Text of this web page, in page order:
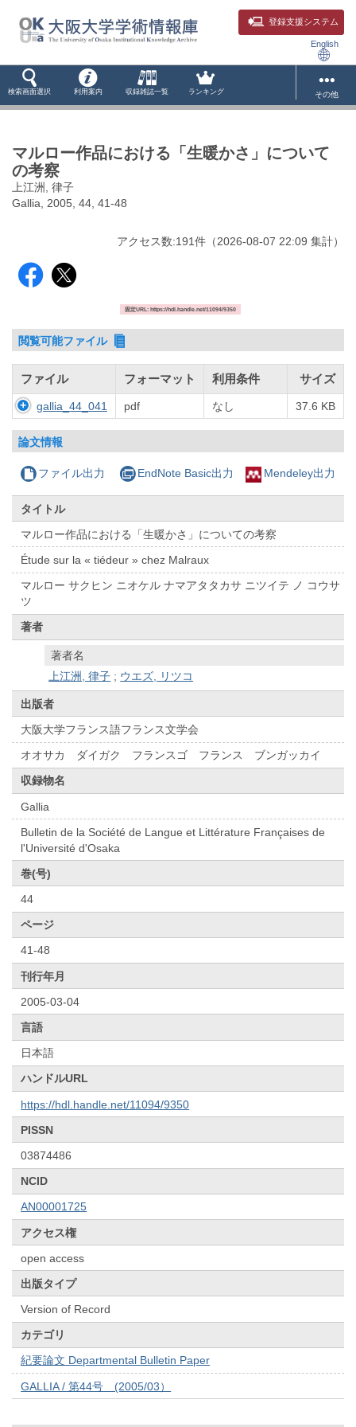
登録支援システム
English
検索画面選択 利用案内 収録雑誌一覧 ランキング その他
マルロー作品における「生暖かさ」について
の考察
上江洲, 律子
Gallia, 2005, 44, 41-48
アクセス数:191件 （2026-08-07 22:09 集計）
固定URL: https://hdl.handle.net/11094/9350
閲覧可能ファイル
ファイル フォーマット 利用条件 サイズ
gallia_44_041 pdf なし 37.6 KB
論文情報
ファイル出力 EndNote Basic出力 Mendeley出力
タイトル
マルロー作品における「生暖かさ」についての考察
Étude sur la « tiédeur » chez Malraux
マルロー サクヒン ニオケル ナマアタタカサ ニツイテ ノ コウサ
ツ
著者
著者名
上江洲, 律子 ; ウエズ, リツコ
出版者
大阪大学フランス語フランス文学会
オオサカ ダイガク フランスゴ フランス ブンガッカイ
収録物名
Gallia
Bulletin de la Société de Langue et Littérature Françaises de
l'Université d'Osaka
巻(号)
44
ページ
41-48
刊行年月
2005-03-04
言語
日本語
ハンドルURL
https://hdl.handle.net/11094/9350
PISSN
03874486
NCID
AN00001725
アクセス権
open access
出版タイプ
Version of Record
カテゴリ
紀要論文 Departmental Bulletin Paper
GALLIA / 第44号 (2005/03）